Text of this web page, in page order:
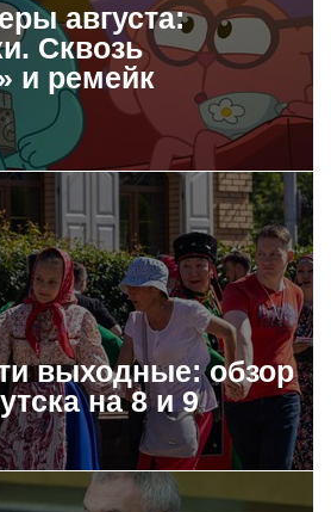
августа:
Сквозь
и ремейк
выходные: обзор
на 8 и 9